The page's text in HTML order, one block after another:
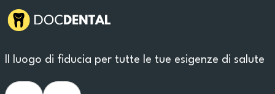
Il luogo di fiducia per tutte le tue esigenze di salute